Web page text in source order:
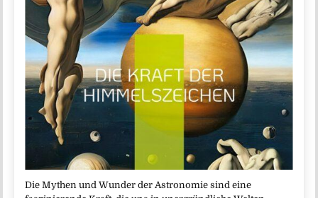
Die Mythen und Wunder der Astronomie sind eine